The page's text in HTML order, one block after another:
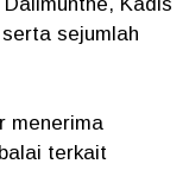
sejumlah
menerima
terkait